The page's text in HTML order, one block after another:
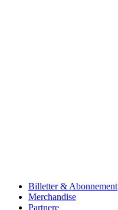
Billetter & Abonnement
Merchandise
Partnere